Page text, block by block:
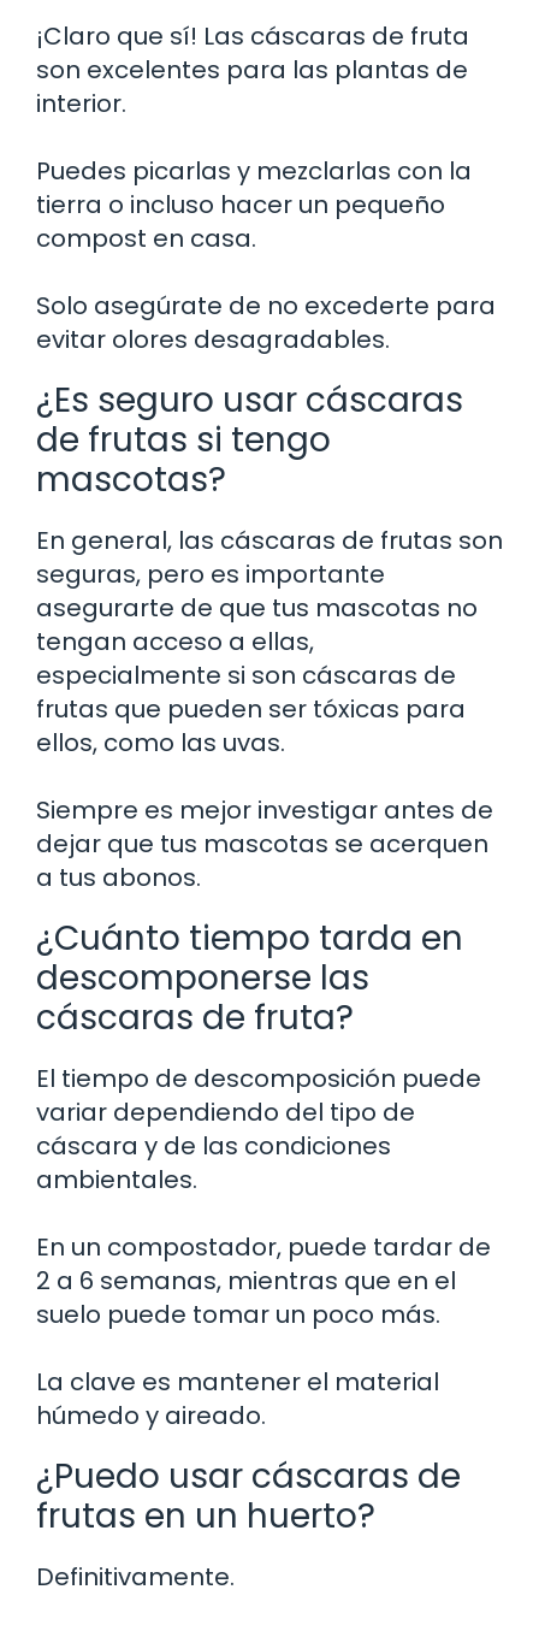
¡Claro que sí! Las cáscaras de fruta
son excelentes para las plantas de
interior.
Puedes picarlas y mezclarlas con la
tierra o incluso hacer un pequeño
compost en casa.
Solo asegúrate de no excederte para
evitar olores desagradables.
¿Es seguro usar cáscaras
de frutas si tengo
mascotas?
En general, las cáscaras de frutas son
seguras, pero es importante
asegurarte de que tus mascotas no
tengan acceso a ellas,
especialmente si son cáscaras de
frutas que pueden ser tóxicas para
ellos, como las uvas.
Siempre es mejor investigar antes de
dejar que tus mascotas se acerquen
a tus abonos.
¿Cuánto tiempo tarda en
descomponerse las
cáscaras de fruta?
El tiempo de descomposición puede
variar dependiendo del tipo de
cáscara y de las condiciones
ambientales.
En un compostador, puede tardar de
2 a 6 semanas, mientras que en el
suelo puede tomar un poco más.
La clave es mantener el material
húmedo y aireado.
¿Puedo usar cáscaras de
frutas en un huerto?
Definitivamente.